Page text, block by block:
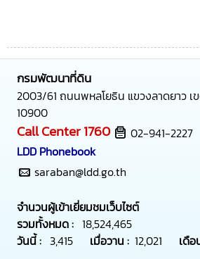
กรมพัฒนาที่ดิน
2003/61 ถนนพหลโยธิน แขวงลาดยาว
10900
Call Center1760
02-941-2227
LDD Phonebook
saraban@ldd.go.th
จำนวนผู้เข้าเยี่ยมชมเว็บไซต์
รวมทั้งหมด : 18,524,465
วันนี้ : 3,415 เมื่อวาน : 12,021 เดื